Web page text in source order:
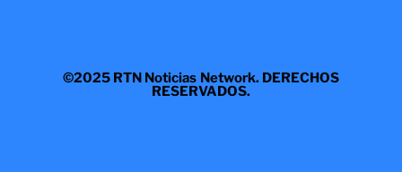
©2025 RTN Noticias Network. DERECHOS
RESERVADOS.